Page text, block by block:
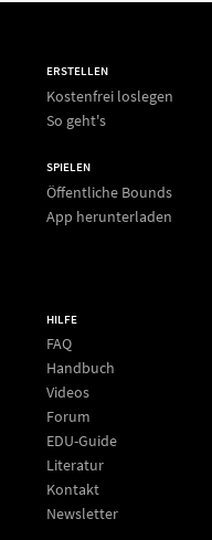
ERSTELLEN
Kostenfrei loslegen
So geht's
SPIELEN
Öffentliche Bounds
App herunterladen
HILFE
FAQ
Handbuch
Videos
Forum
EDU-Guide
Literatur
Kontakt
Newsletter